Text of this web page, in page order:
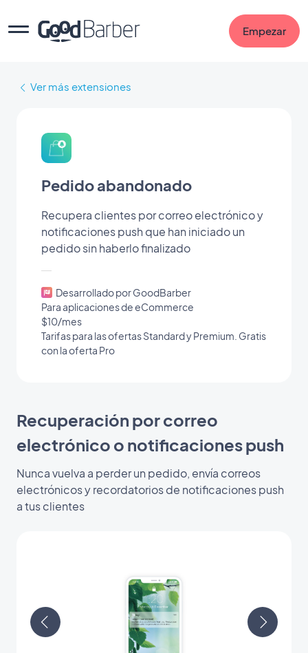
Empezar
Ver más extensiones
Pedido abandonado
Recupera clientes por correo electrónico y
notificaciones push que han iniciado un
pedido sin haberlo finalizado
Desarrollado por GoodBarber
Para aplicaciones de eCommerce
$10/mes
Tarifas para las ofertas Standard y Premium. Gratis
con la oferta Pro
Recuperación por correo
electrónico o notificaciones push
Nunca vuelva a perder un pedido, envía correos
electrónicos y recordatorios de notificaciones push
a tus clientes